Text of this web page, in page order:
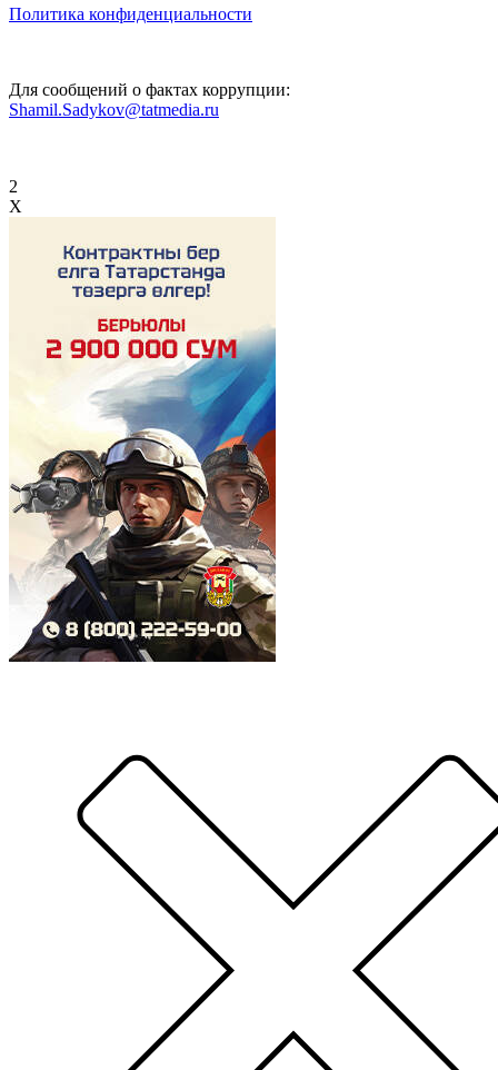
Политика конфиденциальности
Для сообщений о фактах коррупции:
Shamil.Sadykov@tatmedia.ru
2
X